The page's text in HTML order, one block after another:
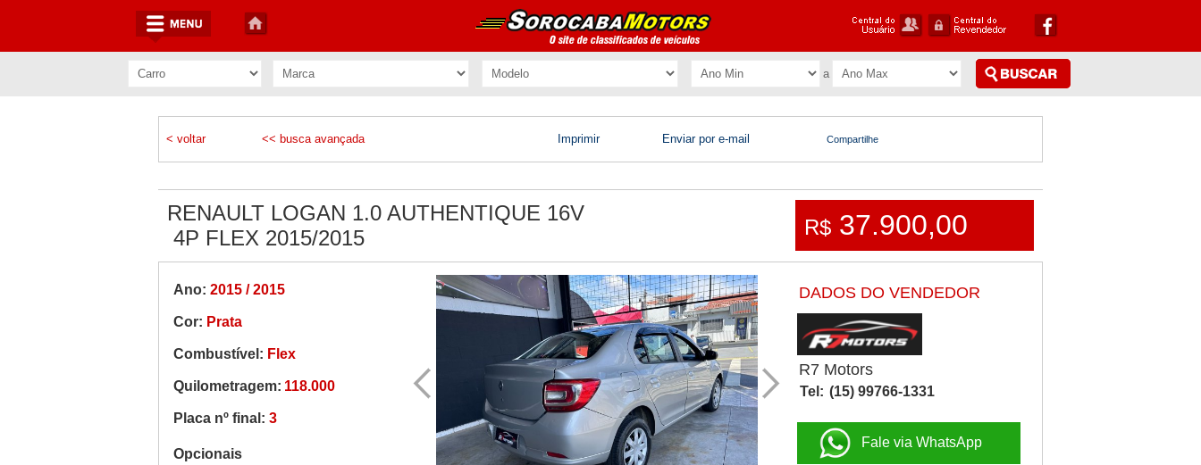
< voltar << busca avançada Imprimir Enviar por e-mail Compartilhe
RENAULT LOGAN 1.0 AUTHENTIQUE 16V
4P FLEX 2015/2015
R$ 37.900,00
Ano: 2015 / 2015
Cor: Prata
Combustível: Flex
Quilometragem: 118.000
Placa nº final: 3
Opcionais
DADOS DO VENDEDOR
R7 Motors
Tel: (15) 99766-1331
Fale via WhatsApp